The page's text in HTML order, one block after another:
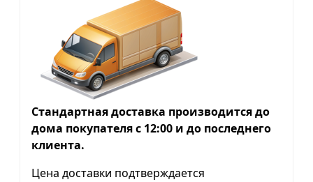
Стандартная доставка производится до
дома покупателя с 12:00 и до последнего
клиента.
Цена доставки подтверждается